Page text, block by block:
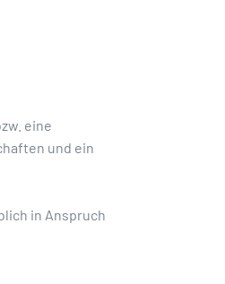
eine
und ein
in Anspruch